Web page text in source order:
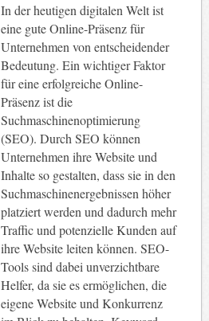
In der heutigen digitalen Welt ist
eine gute Online-Präsenz für
Unternehmen von entscheidender
Bedeutung. Ein wichtiger Faktor
für eine erfolgreiche Online-
Präsenz ist die
Suchmaschinenoptimierung
(SEO). Durch SEO können
Unternehmen ihre Website und
Inhalte so gestalten, dass sie in den
Suchmaschinenergebnissen höher
platziert werden und dadurch mehr
Traffic und potenzielle Kunden auf
ihre Website leiten können. SEO-
Tools sind dabei unverzichtbare
Helfer, da sie es ermöglichen, die
eigene Website und Konkurrenz